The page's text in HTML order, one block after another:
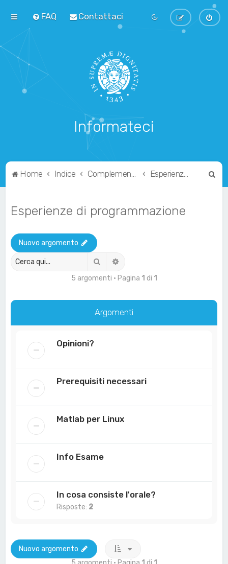
FAQ Contattaci
Informateci
Home Indice Complementari Esperienze di programmazione
Esperienze di programmazione
Nuovo argomento
Cerca
5 argomenti • Pagina 1 di 1
Argomenti
Opinioni?
Prerequisiti necessari
Matlab per Linux
Info Esame
In cosa consiste l'orale?
Risposte: 2
Nuovo argomento